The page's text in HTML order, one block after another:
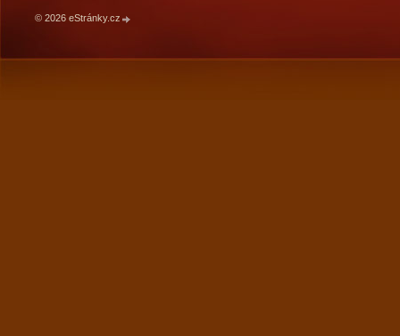
© 2026 eStránky.cz